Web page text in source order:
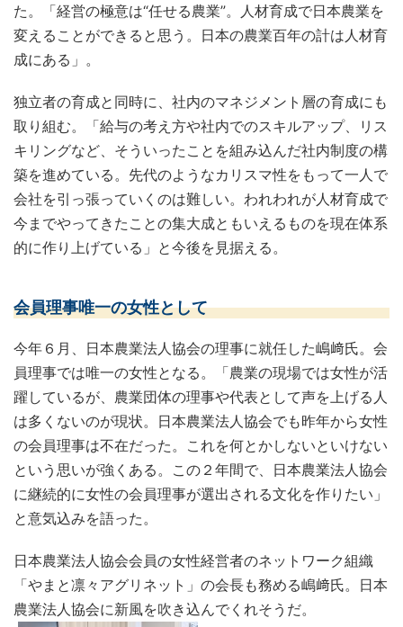
た。「経営の極意は“任せる農業”。人材育成で日本農業を
変えることができると思う。日本の農業百年の計は人材育
成にある」。
独立者の育成と同時に、社内のマネジメント層の育成にも
取り組む。「給与の考え方や社内でのスキルアップ、リス
キリングなど、そういったことを組み込んだ社内制度の構
築を進めている。先代のようなカリスマ性をもって一人で
会社を引っ張っていくのは難しい。われわれが人材育成で
今までやってきたことの集大成ともいえるものを現在体系
的に作り上げている」と今後を見据える。
会員理事唯一の女性として
今年６月、日本農業法人協会の理事に就任した嶋﨑氏。会
員理事では唯一の女性となる。「農業の現場では女性が活
躍しているが、農業団体の理事や代表として声を上げる人
は多くないのが現状。日本農業法人協会でも昨年から女性
の会員理事は不在だった。これを何とかしないといけない
という思いが強くある。この２年間で、日本農業法人協会
に継続的に女性の会員理事が選出される文化を作りたい」
と意気込みを語った。
日本農業法人協会会員の女性経営者のネットワーク組織
「やまと凛々アグリネット」の会長も務める嶋﨑氏。日本
農業法人協会に新風を吹き込んでくれそうだ。